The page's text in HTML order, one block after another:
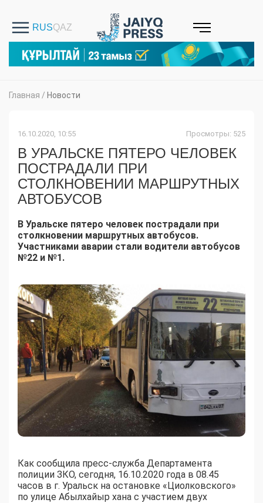
Главная / Новости
16.10.2020, 10:55 Просмотры: 525
В УРАЛЬСКЕ ПЯТЕРО ЧЕЛОВЕК
ПОСТРАДАЛИ ПРИ
СТОЛКНОВЕНИИ МАРШРУТНЫХ
АВТОБУСОВ
В Уральске пятеро человек пострадали при
столкновении маршрутных автобусов.
Участниками аварии стали водители автобусов
№22 и №1.
Как сообщила пресс-служба Департамента
полиции ЗКО, сегодня, 16.10.2020 года в 08.45
часов в г. Уральск на остановке «Циолковского»
по улице Абылхайыр хана с участием двух